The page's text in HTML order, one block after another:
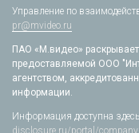
Управление по
pr@mvideo.ru
ПАО «М.видео»
предоставляемой ООО
агентством,
информации.
Информация доступна
disclosure.ru/portal/